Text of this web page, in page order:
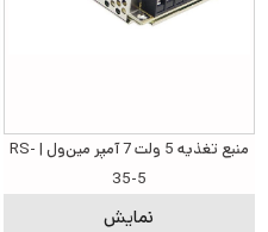
منبع تغذیه 5 ولت 7 آمپر مین‌ول | RS-
35-5
نمایش